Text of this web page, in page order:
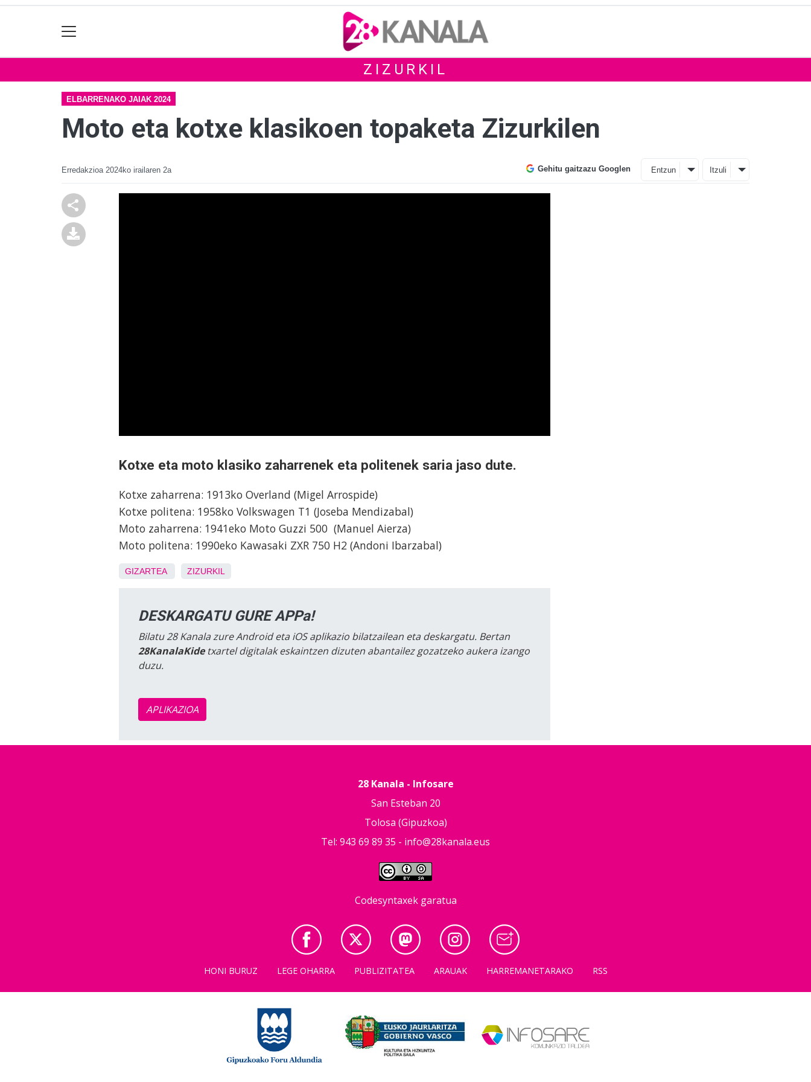
ZIZURKIL
ELBARRENAKO JAIAK 2024
Moto eta kotxe klasikoen topaketa Zizurkilen
Erredakzioa 2024ko irailaren 2a Gehitu gaitzazu Googlen Entzun Itzuli
Kotxe eta moto klasiko zaharrenek eta politenek saria jaso dute.
Kotxe zaharrena: 1913ko Overland (Migel Arrospide)
Kotxe politena: 1958ko Volkswagen T1 (Joseba Mendizabal)
Moto zaharrena: 1941eko Moto Guzzi 500 (Manuel Aierza)
Moto politena: 1990eko Kawasaki ZXR 750 H2 (Andoni Ibarzabal)
GIZARTEA ZIZURKIL
DESKARGATU GURE APPa!
Bilatu 28 Kanala zure Android eta iOS aplikazio bilatzailean eta deskargatu. Bertan
28KanalaKidetxartel digitalak eskaintzen dizuten abantailez gozatzeko aukera izango
duzu.
APLIKAZIOA
28 Kanala - Infosare
San Esteban 20
Tolosa (Gipuzkoa)
Tel: 943 69 89 35 - info@28kanala.eus
Codesyntaxek garatua
HONI BURUZ LEGE OHARRA PUBLIZITATEA ARAUAK HARREMANETARAKO RSS